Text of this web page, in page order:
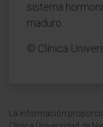
sistema
maduro.
© Clínica
La información